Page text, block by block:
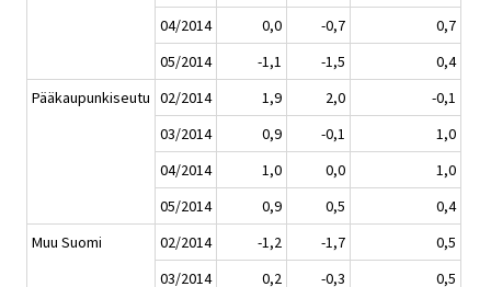
04/2014
0,0 -0,7
0,7
05/2014
-1,1 -1,5
0,4
Pääkaupunkiseutu 02/2014 1,9 2,0
-0,1
03/2014
0,9 -0,1
1,0
04/2014
1,0 0,0
1,0
05/2014
0,9 0,5
0,4
Muu Suomi
02/2014 -1,2 -1,7
0,5
03/2014
0,2 -0,3
0,5